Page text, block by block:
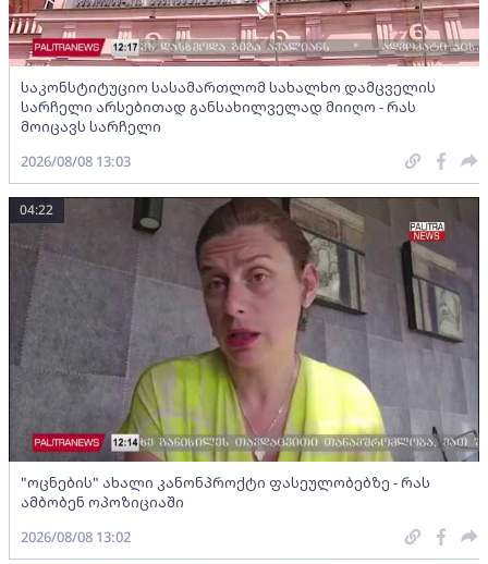
საკონსტიტუციო სასამართლომ სახალხო დამცველის
სარჩელი არსებითად განსახილველად მიიღო - რას
მოიცავს სარჩელი
2026/08/08 13:03
"ოცნების" ახალი კანონპროქტი ფასეულობებზე - რას
ამბობენ ოპოზიციაში
04:22
2026/08/08 13:02